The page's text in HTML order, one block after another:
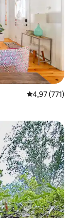
4,97 (771)